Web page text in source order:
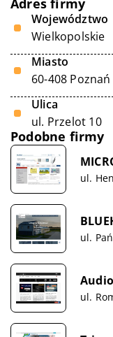
Adres firmy
Województwo
Wielkopolskie
Miasto
60-408 Poznań
Ulica
ul. Przelot 10
Podobne firmy
ul.
ul.
ul.